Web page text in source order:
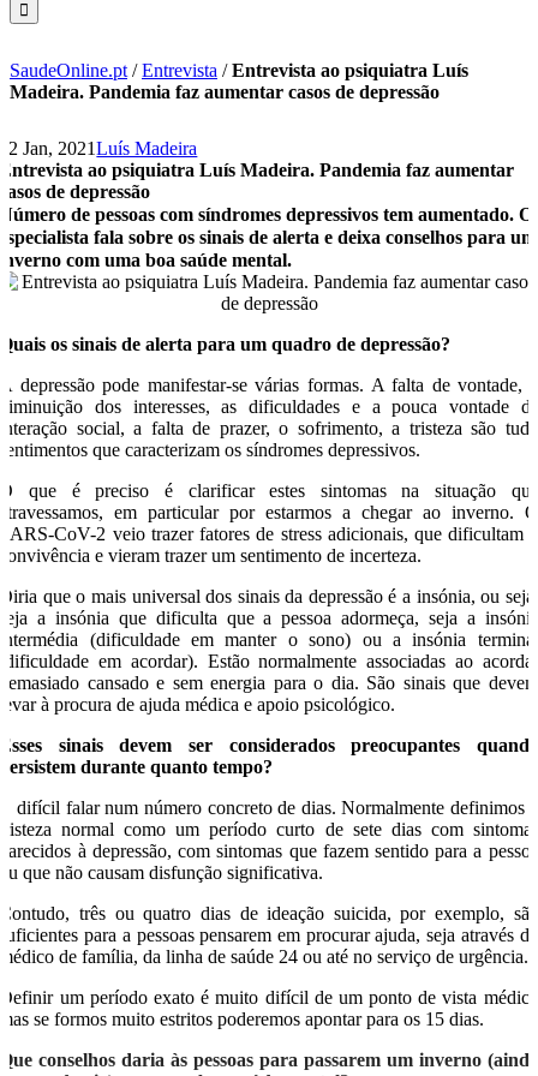
SaudeOnline.pt /Entrevista /Entrevista ao psiquiatra Luís
Madeira. Pandemia faz aumentar casos de depressão
12 Jan, 2021Luís Madeira
Entrevista ao psiquiatra Luís Madeira. Pandemia faz aumentar
casos de depressão
Número de pessoas com síndromes depressivos tem aumentado. O
especialista fala sobre os sinais de alerta e deixa conselhos para um
inverno com uma boa saúde mental.
Quais os sinais de alerta para um quadro de depressão?
A depressão pode manifestar-se várias formas. A falta de vontade, a
diminuição dos interesses, as dificuldades e a pouca vontade de
interação social, a falta de prazer, o sofrimento, a tristeza são tudo
sentimentos que caracterizam os síndromes depressivos.
O que é preciso é clarificar estes sintomas na situação que
atravessamos, em particular por estarmos a chegar ao inverno. O
SARS-CoV-2 veio trazer fatores de stress adicionais, que dificultam a
convivência e vieram trazer um sentimento de incerteza.
Diria que o mais universal dos sinais da depressão é a insónia, ou seja,
seja a insónia que dificulta que a pessoa adormeça, seja a insónia
intermédia (dificuldade em manter o sono) ou a insónia terminal
(dificuldade em acordar). Estão normalmente associadas ao acordar
demasiado cansado e sem energia para o dia. São sinais que devem
levar à procura de ajuda médica e apoio psicológico.
Esses sinais devem ser considerados preocupantes quando
persistem durante quanto tempo?
É difícil falar num número concreto de dias. Normalmente definimos a
tristeza normal como um período curto de sete dias com sintomas
parecidos à depressão, com sintomas que fazem sentido para a pessoa
ou que não causam disfunção significativa.
Contudo, três ou quatro dias de ideação suicida, por exemplo, são
suficientes para a pessoas pensarem em procurar ajuda, seja através do
médico de família, da linha de saúde 24 ou até no serviço de urgência.
Definir um período exato é muito difícil de um ponto de vista médico
mas se formos muito estritos poderemos apontar para os 15 dias.
Que conselhos daria às pessoas para passarem um inverno (ainda